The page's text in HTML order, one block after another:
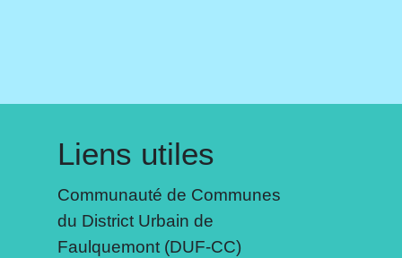
Liens utiles
Communauté de Communes
du District Urbain de
Faulquemont (DUF-CC)